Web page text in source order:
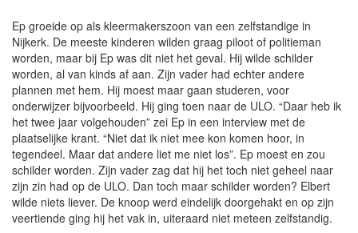
Ep groeide op als kleermakerszoon van een zelfstandige in
Nijkerk. De meeste kinderen wilden graag piloot of politieman
worden, maar bij Ep was dit niet het geval. Hij wilde schilder
worden, al van kinds af aan. Zijn vader had echter andere
plannen met hem. Hij moest maar gaan studeren, voor
onderwijzer bijvoorbeeld. Hij ging toen naar de ULO. “Daar heb ik
het twee jaar volgehouden” zei Ep in een interview met de
plaatselijke krant. “Niet dat ik niet mee kon komen hoor, in
tegendeel. Maar dat andere liet me niet los”. Ep moest en zou
schilder worden. Zijn vader zag dat hij het toch niet geheel naar
zijn zin had op de ULO. Dan toch maar schilder worden? Elbert
wilde niets liever. De knoop werd eindelijk doorgehakt en op zijn
veertiende ging hij het vak in, uiteraard niet meteen zelfstandig.